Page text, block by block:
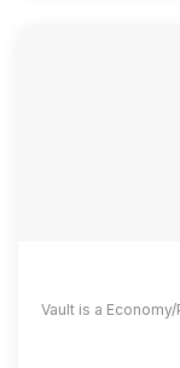
Vault is a